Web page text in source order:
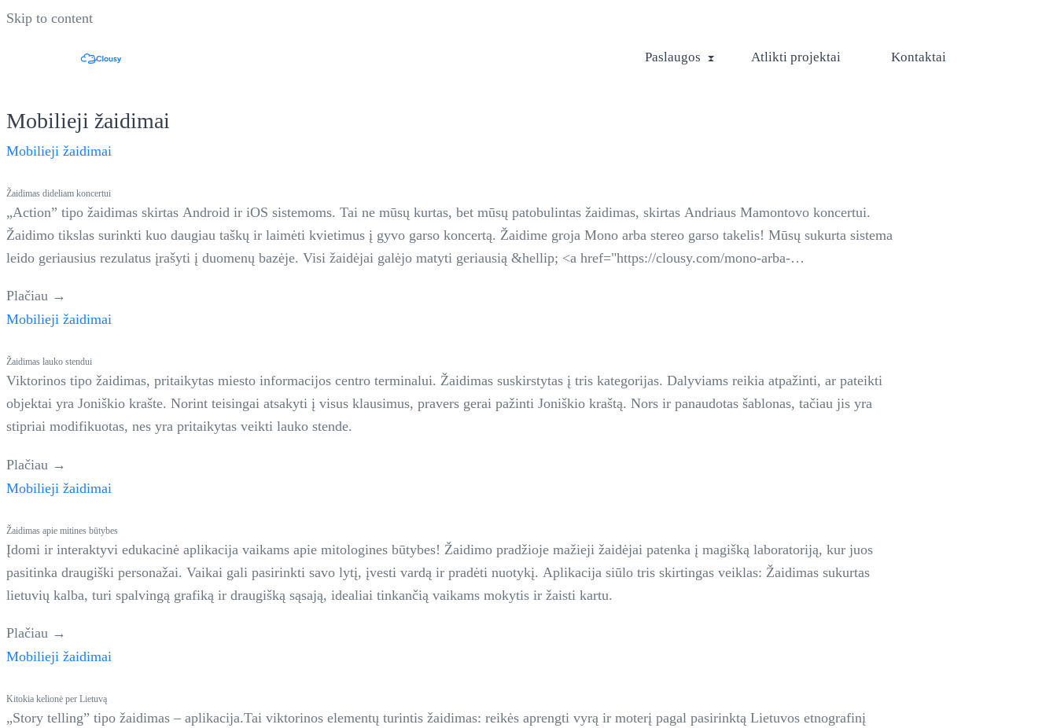
Skip to content
Paslaugos Atlikti projektai Kontaktai
Mobilieji žaidimai
Mobilieji žaidimai
Žaidimas dideliam koncertui
„Action” tipo žaidimas skirtas Android ir iOS sistemoms. Tai ne mūsų kurtas, bet mūsų patobulintas žaidimas, skirtas Andriaus Mamontovo koncertui.
Žaidimo tikslas surinkti kuo daugiau taškų ir laimėti kvietimus į gyvo garso koncertą. Žaidime groja Mono arba stereo garso takelis! Mūsų sukurta sistema
leido geriausius rezulatus įrašyti į duomenų bazėje. Visi žaidėjai galėjo matyti geriausią &hellip; <a href="https://clousy.com/mono-arba-
Plačiau →
Mobilieji žaidimai
Žaidimas lauko stendui
Viktorinos tipo žaidimas, pritaikytas miesto informacijos centro terminalui. Žaidimas suskirstytas į tris kategorijas. Dalyviams reikia atpažinti, ar pateikti
objektai yra Joniškio krašte. Norint teisingai atsakyti į visus klausimus, pravers gerai pažinti Joniškio kraštą. Nors ir panaudotas šablonas, tačiau jis yra
stipriai modifikuotas, nes yra pritaikytas veikti lauko stende.
Plačiau →
Mobilieji žaidimai
Žaidimas apie mitines būtybes
Įdomi ir interaktyvi edukacinė aplikacija vaikams apie mitologines būtybes! Žaidimo pradžioje mažieji žaidėjai patenka į magišką laboratoriją, kur juos
pasitinka draugiški personažai. Vaikai gali pasirinkti savo lytį, įvesti vardą ir pradėti nuotykį. Aplikacija siūlo tris skirtingas veiklas: Žaidimas sukurtas
lietuvių kalba, turi spalvingą grafiką ir draugišką sąsają, idealiai tinkančią vaikams mokytis ir žaisti kartu.
Plačiau →
Mobilieji žaidimai
Kitokia kelionė per Lietuvą
„Story telling” tipo žaidimas – aplikacija.Tai viktorinos elementų turintis žaidimas: reikės aprengti vyrą ir moterį pagal pasirinktą Lietuvos etnografinį